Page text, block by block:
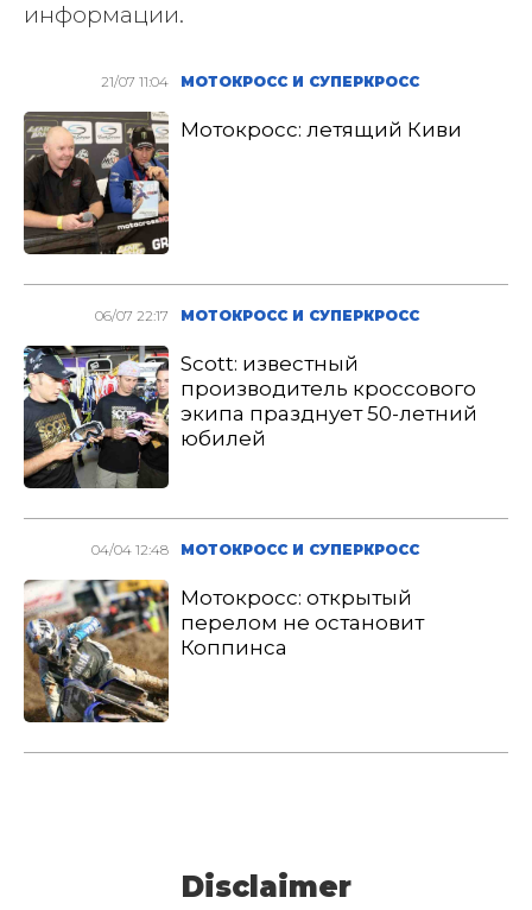
информации.
21/07 11:04 МОТОКРОСС И СУПЕРКРОСС
Мотокросс: летящий Киви
06/07 22:17 МОТОКРОСС И СУПЕРКРОСС
Scott: известный
производитель кроссового
экипа празднует 50-летний
юбилей
04/04 12:48 МОТОКРОСС И СУПЕРКРОСС
Мотокросс: открытый
перелом не остановит
Коппинса
Disclaimer